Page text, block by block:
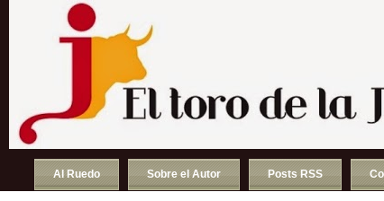
Al Ruedo Sobre el Autor Posts RSS